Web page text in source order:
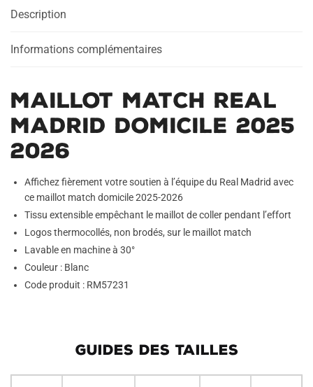
Description
Informations complémentaires
Maillot Match Real
Madrid Domicile 2025
2026
Affichez fièrement votre soutien à l’équipe du Real Madrid avec
ce maillot match domicile 2025-2026
Tissu extensible empêchant le maillot de coller pendant l’effort
Logos thermocollés, non brodés, sur le maillot match
Lavable en machine à 30°
Couleur : Blanc
Code produit : RM57231
GUIDES DES TAILLES